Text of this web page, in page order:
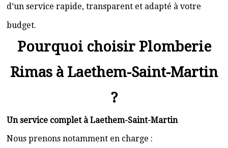
d’un service rapide, transparent et adapté à votre
budget.
Pourquoi choisir Plomberie
Rimas à Laethem-Saint-Martin
?
Un service complet à Laethem-Saint-Martin
Nous prenons notamment en charge :